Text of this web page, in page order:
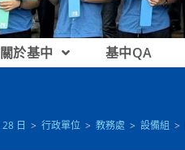
關於基中 基中QA
28 日 > 行政單位 > 教務處 > 設備組 >